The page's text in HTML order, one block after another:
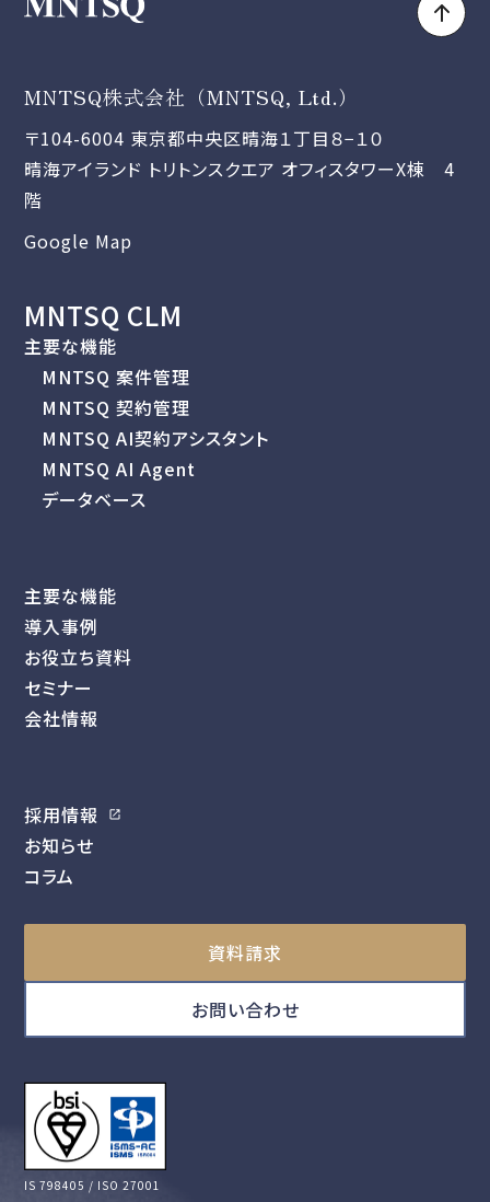
MNTSQ株式会社（MNTSQ, Ltd.）
〒104-6004 東京都中央区晴海１丁目８−１０
晴海アイランド トリトンスクエア オフィスタワーX棟 4
階
Google Map
MNTSQ CLM
主要な機能
MNTSQ 案件管理
MNTSQ 契約管理
MNTSQ AI契約アシスタント
MNTSQ AI Agent
データベース
主要な機能
導入事例
お役立ち資料
セミナー
会社情報
採用情報
お知らせ
コラム
資料請求
お問い合わせ
IS 798405 / ISO 27001